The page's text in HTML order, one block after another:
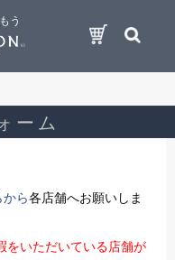
う
ーム
ら各店舗へお願いしま
いただいている店舗が